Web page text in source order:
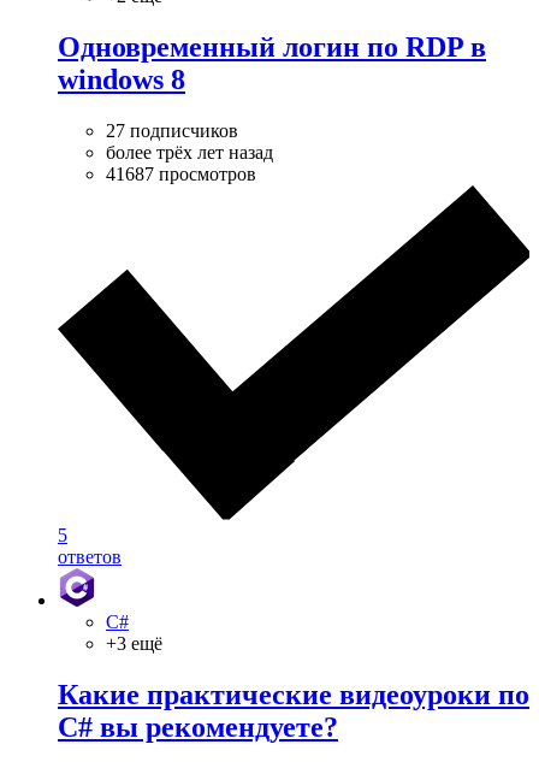
Одновременный логин по RDP в
windows 8
27 подписчиков
более трёх лет назад
41687 просмотров
5
ответов
C#
+3 ещё
Какие практические видеоуроки по
C# вы рекомендуете?